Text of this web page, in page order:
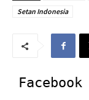
Setan Indonesia
Facebook